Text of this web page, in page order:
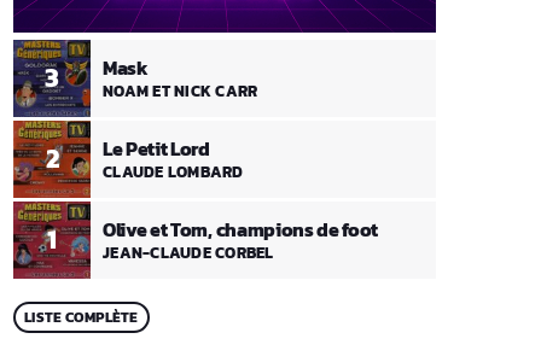
1 Olive et Tom, champions de foot
JEAN-CLAUDE CORBEL
2 Le Petit Lord
CLAUDE LOMBARD
3 Mask
NOAM ET NICK CARR
LISTE COMPLÈTE